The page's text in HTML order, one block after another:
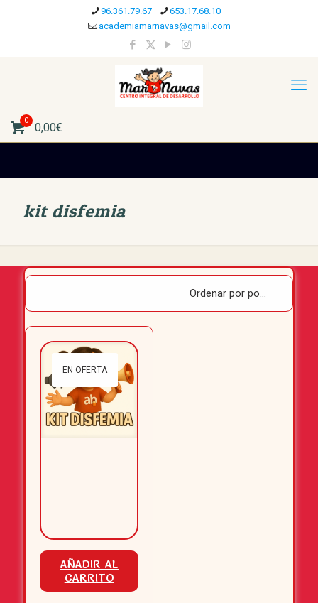
96.361.79.67
653.17.68.10
academiamarnavas@gmail.com
0
0,00€
kit disfemia
EN OFERTA
AÑADIR AL
CARRITO